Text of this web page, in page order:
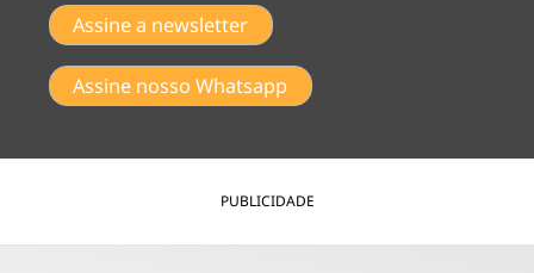
Assine a newsletter
Assine nosso Whatsapp
PUBLICIDADE